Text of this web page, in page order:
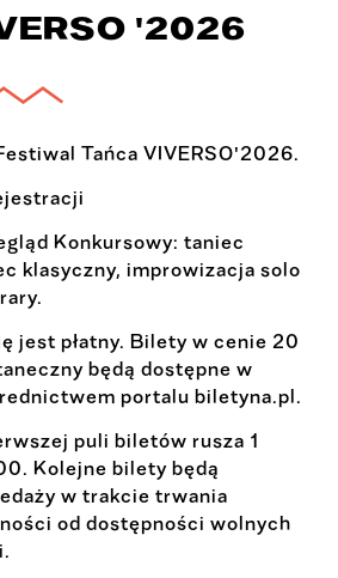
'2026
Tańca VIVERSO'2026.
Konkursowy: taniec
klasyczny, improwizacja solo
jest płatny. Bilety w cenie 20
będą dostępne w
portalu biletyna.pl.
puli biletów rusza 1
Kolejne bilety będą
w trakcie trwania
od dostępności wolnych